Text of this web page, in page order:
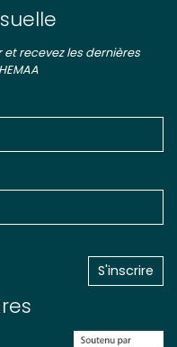
recevez les dernières